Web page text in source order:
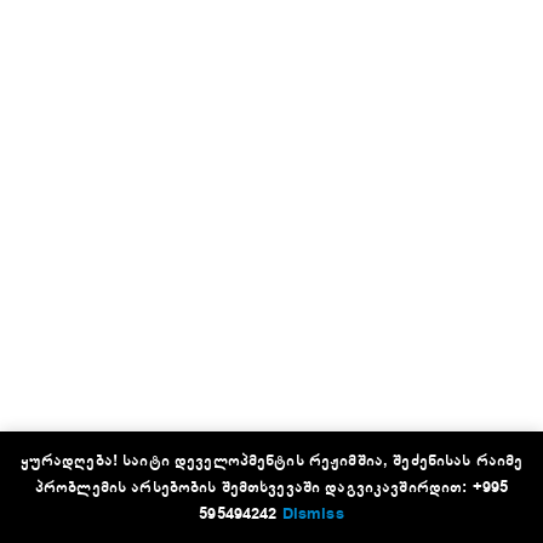
ყურადღება! საიტი დეველოპმენტის რეჟიმშია, შეძენისას რაიმე
პრობლემის არსებობის შემთხვევაში დაგვიკავშირდით: +995
595494242 Dismiss